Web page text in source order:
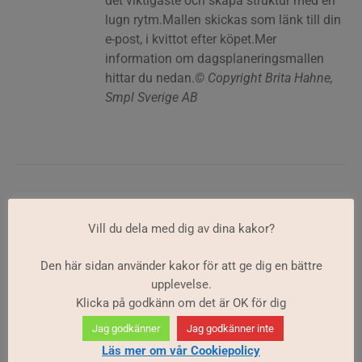
lugn rytm.Mallen skickas som länk till din
e-post, i kvittot efter köpet.Mer
information om dagsplaneringsmallen
hittar du nedan.© Copyright Brita Hahne,
Smpl Sverige AB
Veckoplanering
Nedladdningsbar veckoplaneringsmall i
Vill du dela med dig av dina kakor?
Den här sidan använder kakor för att ge dig en bättre
upplevelse.
Klicka på godkänn om det är OK för dig
Jag godkänner Jag godkänner inte
Läs mer om vår Cookiepolicy